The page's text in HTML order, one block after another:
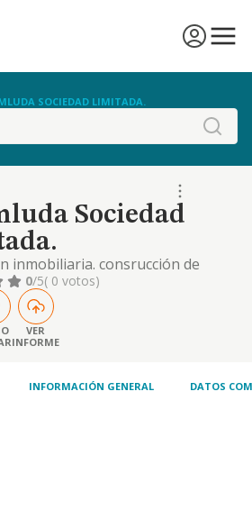
SOCIEDAD LIMITADA.
Sociedad
inmobiliaria. consrucción de
residenciales. construcción de
residenciales. instalaciones
instalaciones en obras de
otro acabado de edificios.
bienes inmobiliarios..
0/5( 0 votos)
VER
INFORME
INFORMACIÓN GENERAL DATOS